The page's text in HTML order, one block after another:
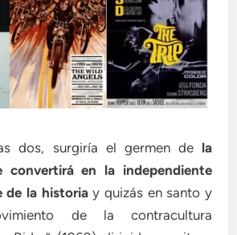
dos, surgiría el germen de la
convertirá en la independiente
de la historiay quizás en santo y
de la contracultura